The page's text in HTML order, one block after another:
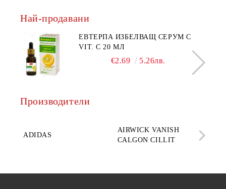
Най-продавани
ЕВТЕРПА ИЗБЕЛВАЩ СЕРУМ С
VIT. C 20 МЛ
€2.69 5.26лв.
Производители
ADIDAS
AIRWICK VANISH
CALGON CILLIT